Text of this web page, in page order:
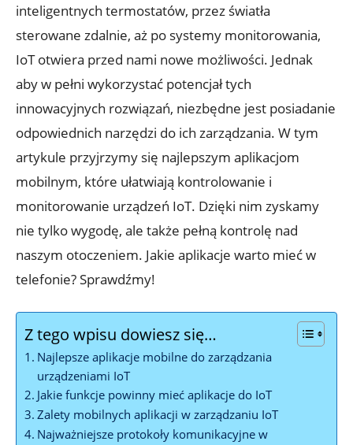
inteligentnych termostatów, przez światła
sterowane zdalnie, aż po systemy monitorowania,
IoT otwiera przed nami nowe możliwości. Jednak
aby w pełni wykorzystać potencjał tych
innowacyjnych rozwiązań, niezbędne jest posiadanie
odpowiednich narzędzi do ich zarządzania. W tym
artykule przyjrzymy się najlepszym aplikacjom
mobilnym, które ułatwiają kontrolowanie i
monitorowanie urządzeń IoT. Dzięki nim zyskamy
nie tylko wygodę, ale także pełną kontrolę nad
naszym otoczeniem. Jakie aplikacje warto mieć w
telefonie? Sprawdźmy!
Z tego wpisu dowiesz się…
Najlepsze aplikacje mobilne do zarządzania
urządzeniami IoT
Jakie funkcje powinny mieć aplikacje do IoT
Zalety mobilnych aplikacji w zarządzaniu IoT
Najważniejsze protokoły komunikacyjne w